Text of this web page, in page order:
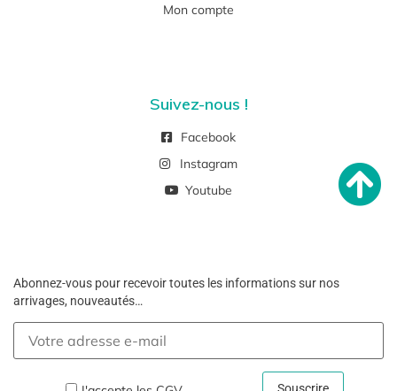
Mon compte
Suivez-nous !
Facebook
Instagram
Youtube
Abonnez-vous pour recevoir toutes les informations sur nos
arrivages, nouveautés…